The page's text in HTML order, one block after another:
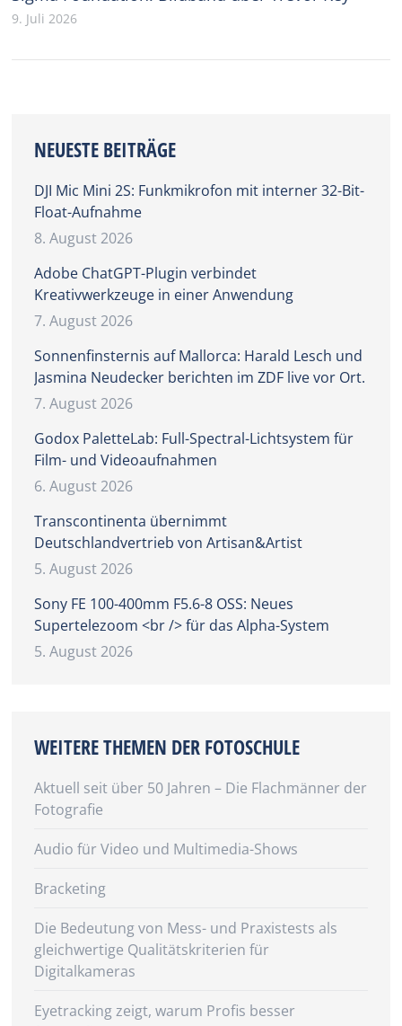
9. Juli 2026
NEUESTE BEITRÄGE
DJI Mic Mini 2S: Funkmikrofon mit interner 32-Bit-
Float-Aufnahme
8. August 2026
Adobe ChatGPT-Plugin verbindet
Kreativwerkzeuge in einer Anwendung
7. August 2026
Sonnenfinsternis auf Mallorca: Harald Lesch und
Jasmina Neudecker berichten im ZDF live vor Ort.
7. August 2026
Godox PaletteLab: Full-Spectral-Lichtsystem für
Film- und Videoaufnahmen
6. August 2026
Transcontinenta übernimmt
Deutschlandvertrieb von Artisan&Artist
5. August 2026
Sony FE 100-400mm F5.6-8 OSS: Neues
Supertelezoom <br /> für das Alpha-System
5. August 2026
WEITERE THEMEN DER FOTOSCHULE
Aktuell seit über 50 Jahren – Die Flachmänner der
Fotografie
Audio für Video und Multimedia-Shows
Bracketing
Die Bedeutung von Mess- und Praxistests als
gleichwertige Qualitätskriterien für
Digitalkameras
Eyetracking zeigt, warum Profis besser